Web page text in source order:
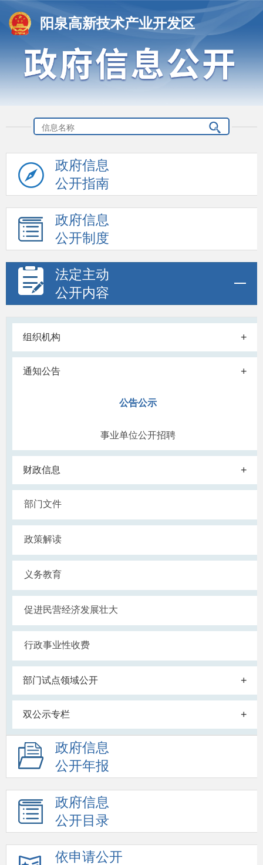
阳泉高新技术产业开发区
政府信息
公开指南
政府信息
公开制度
法定主动
公开内容
组织机构 +
通知公告 +
公告公示
事业单位公开招聘
财政信息 +
部门文件
政策解读
义务教育
促进民营经济发展壮大
行政事业性收费
部门试点领域公开 +
双公示专栏 +
政府信息
公开年报
政府信息
公开目录
依申请公开